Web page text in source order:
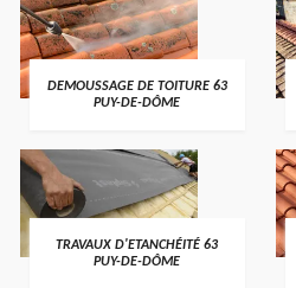
DEMOUSSAGE DE TOITURE 63
PUY-DE-DÔME
TRAVAUX D'ETANCHÉITÉ 63
PUY-DE-DÔME